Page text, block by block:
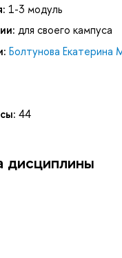
1-3 модуль
для своего кампуса
Болтунова Екатерина
44
дисциплины